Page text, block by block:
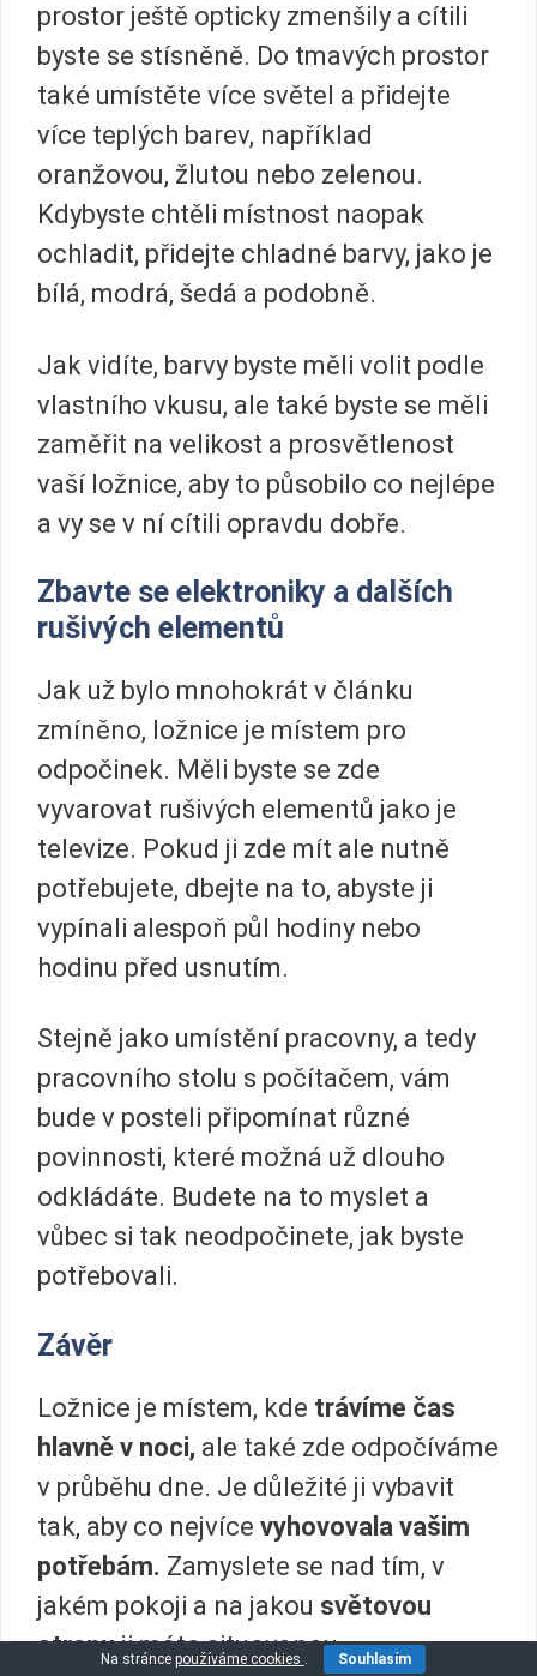
prostor ještě opticky zmenšily a cítili
byste se stísněně. Do tmavých prostor
také umístěte více světel a přidejte
více teplých barev, například
oranžovou, žlutou nebo zelenou.
Kdybyste chtěli místnost naopak
ochladit, přidejte chladné barvy, jako je
bílá, modrá, šedá a podobně.
Jak vidíte, barvy byste měli volit podle
vlastního vkusu, ale také byste se měli
zaměřit na velikost a prosvětlenost
vaší ložnice, aby to působilo co nejlépe
a vy se v ní cítili opravdu dobře.
Zbavte se elektroniky a dalších
rušivých elementů
Jak už bylo mnohokrát v článku
zmíněno, ložnice je místem pro
odpočinek. Měli byste se zde
vyvarovat rušivých elementů jako je
televize. Pokud ji zde mít ale nutně
potřebujete, dbejte na to, abyste ji
vypínali alespoň půl hodiny nebo
hodinu před usnutím.
Stejně jako umístění pracovny, a tedy
pracovního stolu s počítačem, vám
bude v posteli připomínat různé
povinnosti, které možná už dlouho
odkládáte. Budete na to myslet a
vůbec si tak neodpočinete, jak byste
potřebovali.
Závěr
Ložnice je místem, kde trávíme čas
hlavně v noci, ale také zde odpočíváme
v průběhu dne. Je důležité ji vybavit
tak, aby co nejvíce vyhovovala vašim
potřebám. Zamyslete se nad tím, v
jakém pokoji a na jakou světovou
stranuji máte situovanou.
Na stránce používáme cookies . Souhlasím